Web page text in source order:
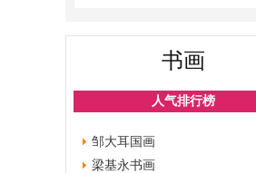
书画
人气排行榜
邹大耳国画
梁基永书画